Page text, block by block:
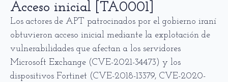
Acceso inicial [TA0001]
Los actores de APT patrocinados por el gobierno iraní
obtuvieron acceso inicial mediante la explotación de
vulnerabilidades que afectan a los servidores
Microsoft Exchange (CVE-2021-34473) y los
dispositivos Fortinet (CVE-2018-13379, CVE-2020-